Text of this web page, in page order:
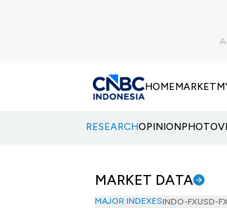
HOMEMARKET
RESEARCHOPINIONPHOTO
MARKET DATA
MAJOR INDEXESINDO-FXUSD-FX